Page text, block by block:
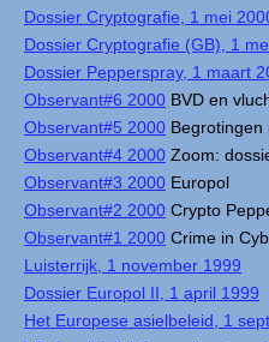
Dossier Cryptografie, 1 mei
Dossier Cryptografie (GB), 1
Dossier Pepperspray, 1 maart
Observant#6 2000 BVD en
Observant#5 2000 Begrotingen
Observant#4 2000 Zoom:
Observant#3 2000 Europol
Observant#2 2000 Crypto
Observant#1 2000 Crime in
Luisterrijk, 1 november 1999
Dossier Europol II, 1 april 1999
Het Europese asielbeleid, 1